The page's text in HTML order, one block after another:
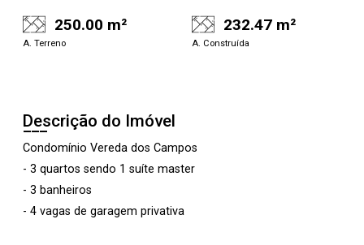
250.00 m²
A. Terreno
232.47 m²
A. Construída
Descrição do Imóvel
Condomínio Vereda dos Campos
- 3 quartos sendo 1 suíte master
- 3 banheiros
- 4 vagas de garagem privativa